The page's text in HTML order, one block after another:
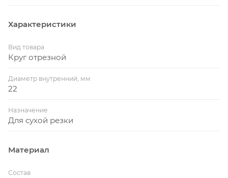
Характеристики
Вид товара
Круг отрезной
Диаметр внутренний, мм
22
Назначение
Для сухой резки
Материал
Состав